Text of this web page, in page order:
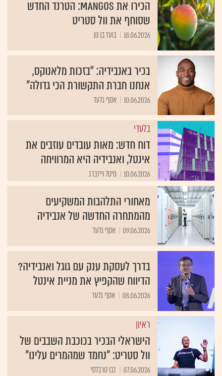
הכירו את MANGOS: הטרנד החדש
שסוחף את וול סטריט
18.06.2026 בועז בן נון
בכיר באנבידיה: "בזכות מלאנוקס,
אנחנו חברת התקשורת הכי גדולה"
10.06.2026 אסף גלעד
בלעדי
דוח חדש: מאות עובדים עוזבים את
אינטל, ואנבידיה היא המרוויחה
10.06.2026 מיטל וייזברג
מאחורי התלהבות המשקיעים
מהמתחרה החדשה של אנבידיה
09.06.2026 אסף גלעד
בדרך לעסקת ענק עם גוגל ואנבידיה?
הדיווח שהקפיץ את מניית אינטל
08.06.2026 אסף גלעד
ראיון
הישראלי הבכיר בכוכבת השבבים של
וול סטריט: "נחמד שמהמרים עלינו"
07.06.2026 נבו טרבלסי